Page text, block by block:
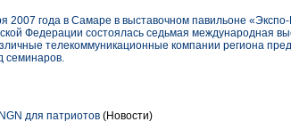
2007 года в Самаре в выставочном павильоне
Федерации состоялась седьмая международная
телекоммуникационные компании региона
семинаров.
NGN для патриотов (Новости)